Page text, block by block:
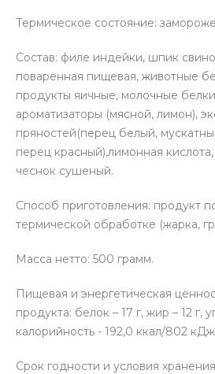
Термическое состояние:
Состав: филе индейки, шпик
поваренная пищевая, животные
продукты яичные, молочные
ароматизаторы (мясной, лимон),
пряностей(перец белый,
перец красный),лимонная кислота,
чеснок сушеный.
Способ приготовления: продукт
термической обработке (жарка,
Масса нетто: 500 грамм.
Пищевая и энергетическая
продукта: белок – 17 г, жир – 12 г,
калорийность - 192,0 ккал/802
Срок годности и условия